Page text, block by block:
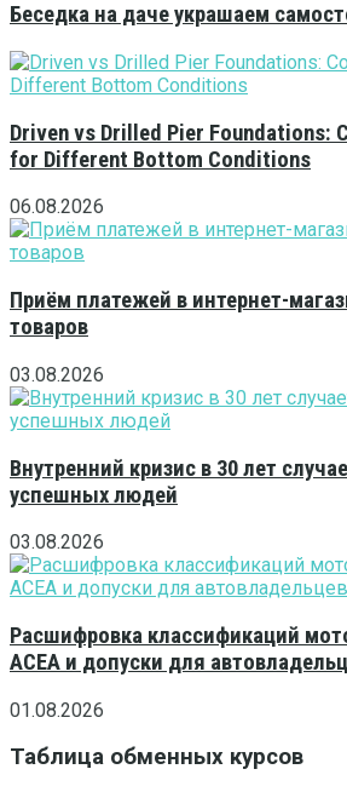
Беседка на даче украшаем
Driven vs Drilled Pier Foundations:
for Different Bottom Conditions
06.08.2026
Приём платежей в интернет-
товаров
03.08.2026
Внутренний кризис в 30 лет
успешных людей
03.08.2026
Расшифровка классификаций
ACEA и допуски для
01.08.2026
Таблица обменных курсов